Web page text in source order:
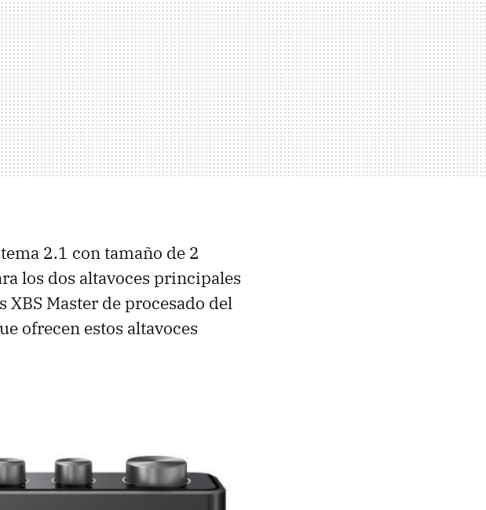
2.1 con tamaño de 2
los dos altavoces principales
XBS Master de procesado del
ofrecen estos altavoces